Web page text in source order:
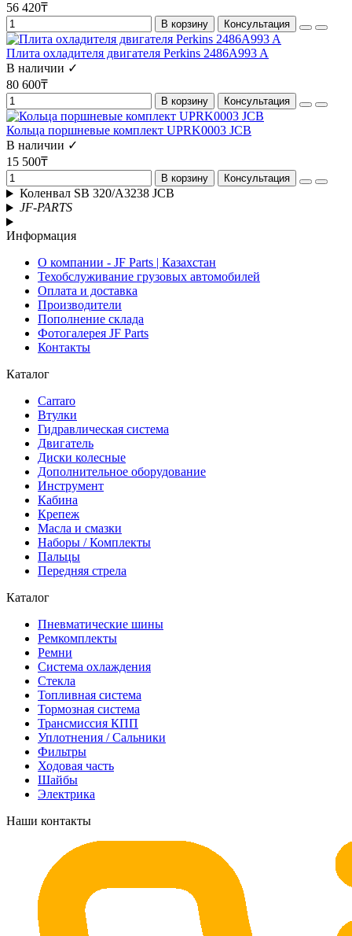
56 420₸
В корзину Консультация
Плита охладителя двигателя Perkins 2486A993 A
В наличии ✓
80 600₸
В корзину Консультация
Кольца поршневые комплект UPRK0003 JCB
В наличии ✓
15 500₸
В корзину Консультация
Коленвал SB 320/A3238 JCB
JF-PARTS
Информация
О компании - JF Parts | Казахстан
Техобслуживание грузовых автомобилей
Оплата и доставка
Производители
Пополнение склада
Фотогалерея JF Parts
Контакты
Каталог
Carraro
Втулки
Гидравлическая система
Двигатель
Диски колесные
Дополнительное оборудование
Инструмент
Кабина
Крепеж
Масла и смазки
Наборы / Комплекты
Пальцы
Передняя стрела
Каталог
Пневматические шины
Ремкомплекты
Ремни
Система охлаждения
Стекла
Топливная система
Тормозная система
Трансмиссия КПП
Уплотнения / Сальники
Фильтры
Ходовая часть
Шайбы
Электрика
Наши контакты